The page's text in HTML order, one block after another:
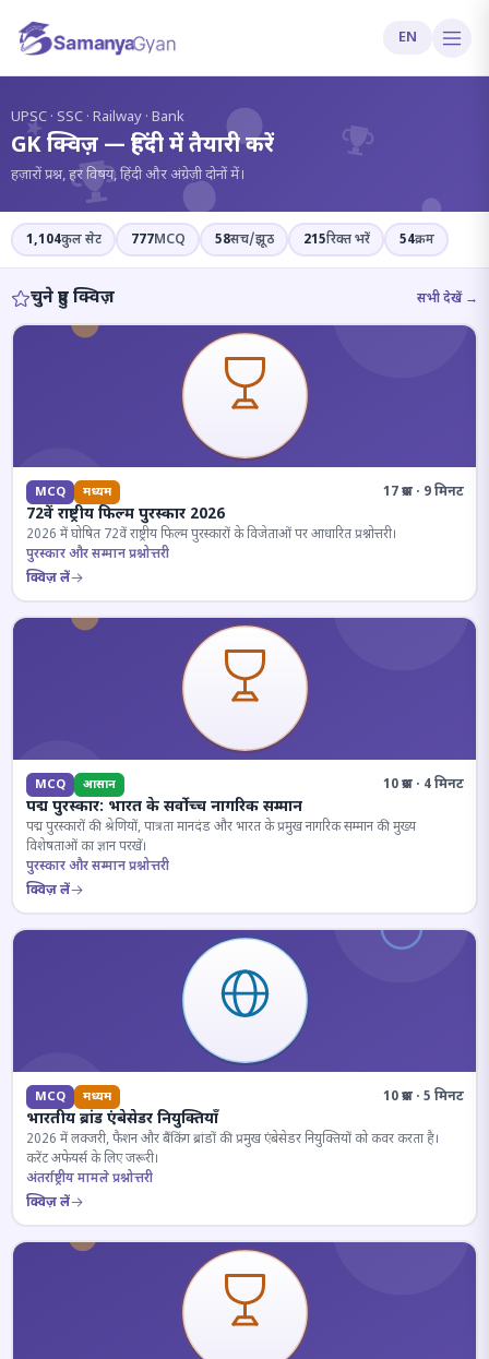
EN
?
UPSC · SSC · Railway · Bank
GK क्विज़ — हिंदी में तैयारी करें
हज़ारों प्रश्न, हर विषय, हिंदी और अंग्रेज़ी दोनों में।
1,104कुल सेट 777MCQ 58सच/झूठ 215रिक्त भरें 54क्रम
चुने हुए क्विज़ सभी देखें →
MCQ मध्यम 17 प्रश्न · 9 मिनट
72वें राष्ट्रीय फिल्म पुरस्कार 2026
2026 में घोषित 72वें राष्ट्रीय फिल्म पुरस्कारों के विजेताओं पर आधारित प्रश्नोत्तरी।
पुरस्कार और सम्मान प्रश्नोत्तरी
क्विज़ लें
MCQ आसान 10 प्रश्न · 4 मिनट
पद्म पुरस्कार: भारत के सर्वोच्च नागरिक सम्मान
पद्म पुरस्कारों की श्रेणियों, पात्रता मानदंड और भारत के प्रमुख नागरिक सम्मान की मुख्य
विशेषताओं का ज्ञान परखें।
पुरस्कार और सम्मान प्रश्नोत्तरी
क्विज़ लें
MCQ मध्यम 10 प्रश्न · 5 मिनट
भारतीय ब्रांड एंबेसेडर नियुक्तियाँ
2026 में लक्जरी, फैशन और बैंकिंग ब्रांडों की प्रमुख एंबेसेडर नियुक्तियों को कवर करता है।
करेंट अफेयर्स के लिए जरूरी।
अंतर्राष्ट्रीय मामले प्रश्नोत्तरी
क्विज़ लें